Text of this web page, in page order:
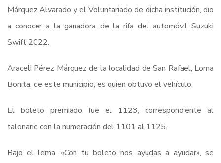
Márquez Alvarado y el Voluntariado de dicha institución, dio
a conocer a la ganadora de la rifa del automóvil Suzuki
Swift 2022.
Araceli Pérez Márquez de la localidad de San Rafael, Loma
Bonita, de este municipio, es quien obtuvo el vehículo.
El boleto premiado fue el 1123, correspondiente al
talonario con la numeración del 1101 al 1125.
Bajo el lema, «Con tu boleto nos ayudas a ayudar», se